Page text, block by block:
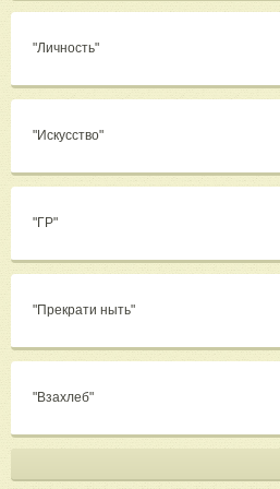
"Личность"
"Искусство"
"ГР"
"Прекрати ныть"
"Взахлеб"